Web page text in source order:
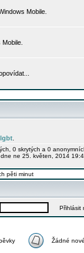
Mobile.
0 skrytých a 0
ne 25. květen, 2014
pěti minut
Přihlásit
Žádné